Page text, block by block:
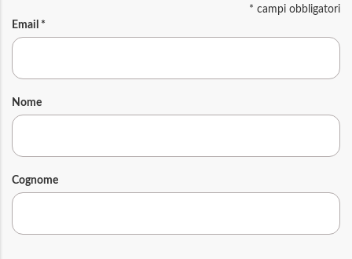
* campi obbligatori
Email *
Nome
Cognome